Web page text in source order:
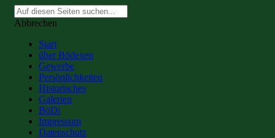
Suche
nach:
Abbrechen
Start
über Bödexen
Gewerbe
Persönlichkeiten
Historisches
Galerien
BöDi
Impressum
Datenschutz